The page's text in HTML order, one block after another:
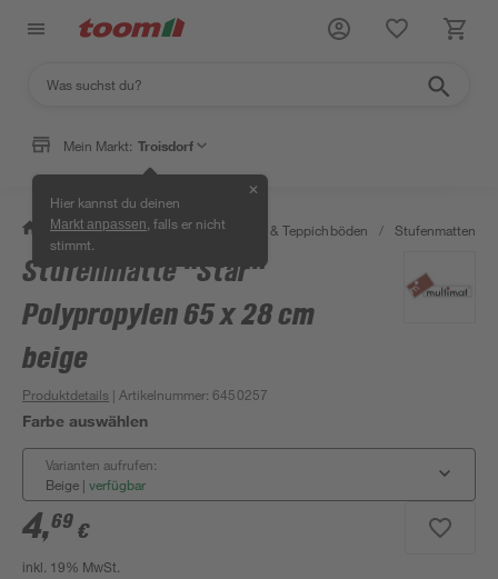
Mein Markt: Troisdorf
Hier kannst du deinen
Markt anpassen , falls er nicht
stimmt.
✕
/ Wohnen & Haushalt / Teppiche & Teppichböden / Stufenmatten
Stufenmatte "Star"
Polypropylen 65 x 28 cm
beige
Produktdetails | Artikelnummer:6450257
Farbe auswählen
Varianten aufrufen:
Beige | verfügbar
4,69 €
inkl. 19% MwSt.